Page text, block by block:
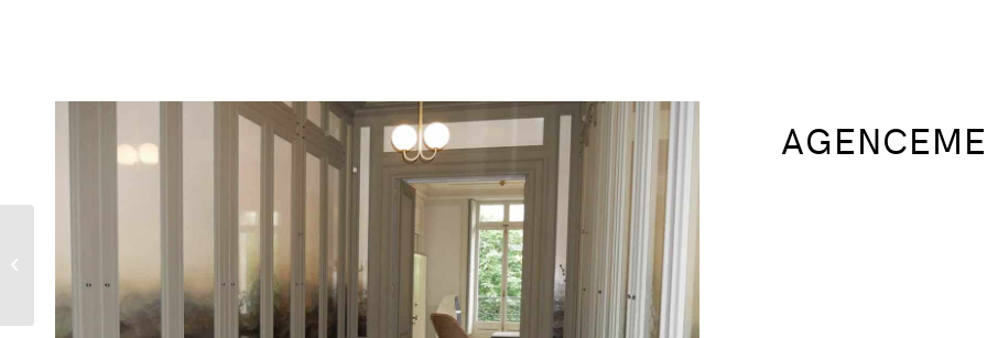
Agencements Dior